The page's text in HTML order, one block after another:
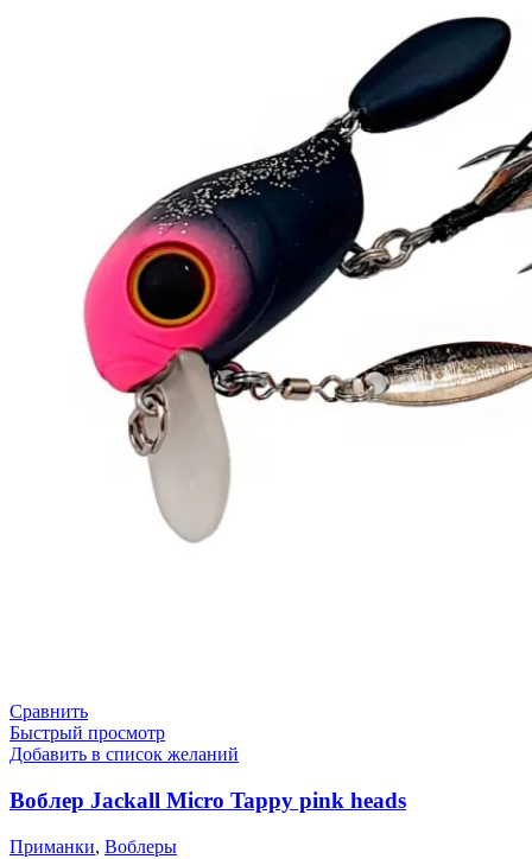
Сравнить
Быстрый просмотр
Добавить в список желаний
Воблер Jackall Micro Tappy pink heads
Приманки, Воблеры